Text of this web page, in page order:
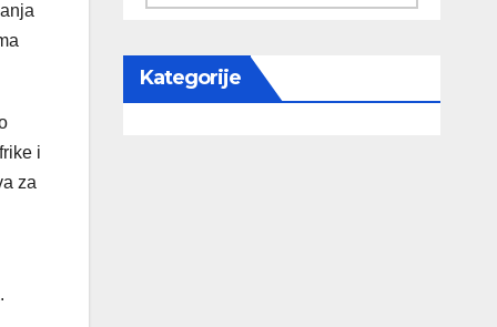
i
za
Kategorije